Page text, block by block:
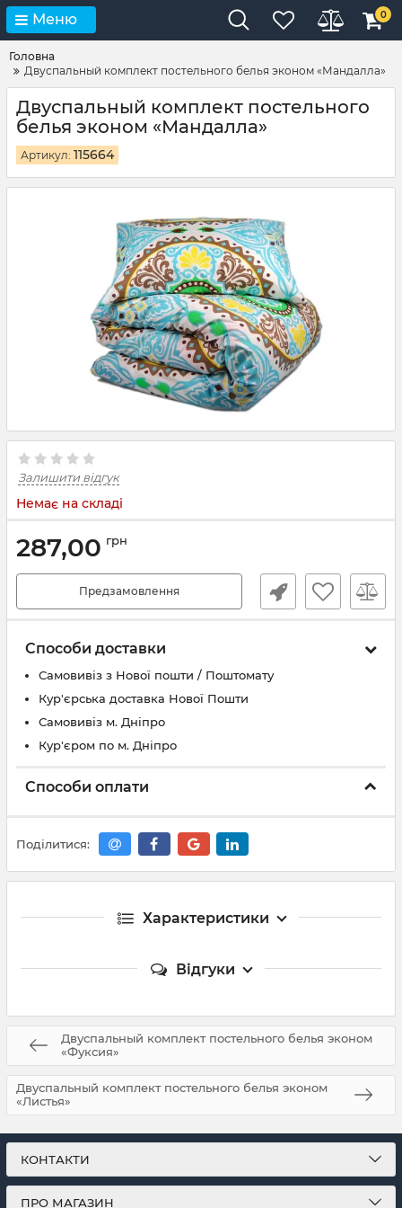
Меню 0
Головна
Двуспальный комплект постельного белья эконом «Мандалла»
Двуспальный комплект постельного
белья эконом «Мандалла»
Артикул: 115664
Залишити відгук
Немає на складі
287,00 грн
Предзамовлення
Способи доставки
Самовивіз з Нової пошти / Поштомату
Кур'єрська доставка Нової Пошти
Самовивіз м. Дніпро
Кур'єром по м. Дніпро
Способи оплати
Поділитися:
Характеристики
Відгуки
Двуспальный комплект постельного белья эконом
«Фуксия»
Двуспальный комплект постельного белья эконом
«Листья»
КОНТАКТИ
ПРО МАГАЗИН